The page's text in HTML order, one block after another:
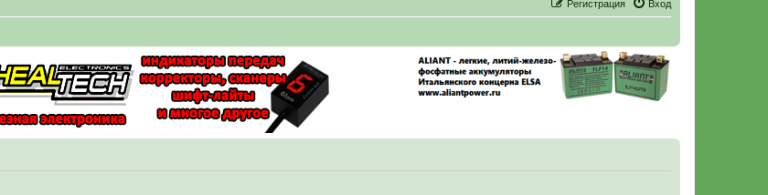
Вход
Регистрация